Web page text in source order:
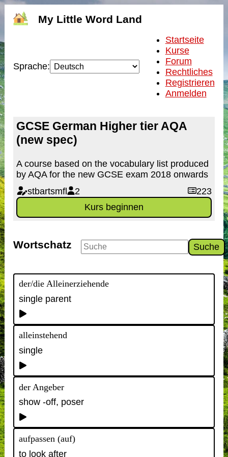
My Little Word Land
Sprache:
Startseite
Kurse
Forum
Rechtliches
Registrieren
Anmelden
GCSE German Higher tier AQA
(new spec)
A course based on the vocabulary list produced
by AQA for the new GCSE exam 2018 onwards
stbartsmfl
2
223
Kurs beginnen
Wortschatz Suche
der/die Alleinerziehende
single parent
alleinstehend
single
der Angeber
show -off, poser
aufpassen (auf)
to look after